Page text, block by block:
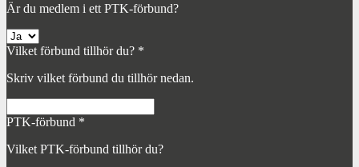
Är du medlem i ett PTK-förbund?
Vilket förbund tillhör du? *
Skriv vilket förbund du tillhör nedan.
PTK-förbund *
Vilket PTK-förbund tillhör du?